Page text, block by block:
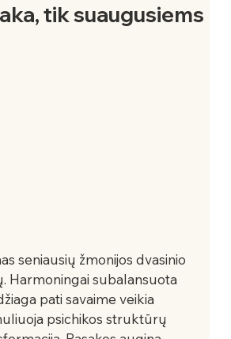
tik suaugusiems
seniausių žmonijos dvasinio
Harmoningai subalansuota
pati savaime veikia
psichikos struktūrų